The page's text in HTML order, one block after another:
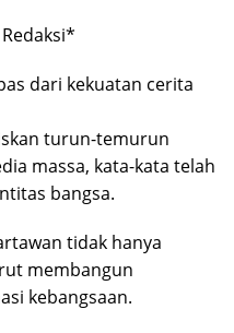
dari kekuatan cerita
turun-temurun
massa, kata-kata telah
bangsa.
tidak hanya
membangun
kebangsaan.